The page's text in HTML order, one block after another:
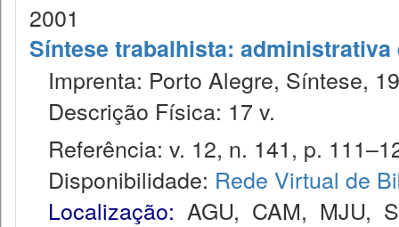
2001
Síntese trabalhista:
Imprenta: Porto Alegre, Síntese,
Descrição Física: 17 v.
Referência: v. 12, n. 141, p.
Disponibilidade: Rede Virtual de
Localização: AGU, CAM, MJU,